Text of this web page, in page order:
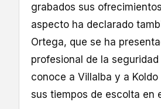
grabados sus
aspecto ha declarado
Ortega, que se ha
profesional de la
conoce a Villalba y a
sus tiempos de escolta en